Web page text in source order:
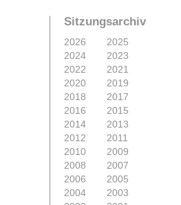
Sitzungsarchiv
2026
2025
2024
2023
2022
2021
2020
2019
2018
2017
2016
2015
2014
2013
2012
2011
2010
2009
2008
2007
2006
2005
2004
2003